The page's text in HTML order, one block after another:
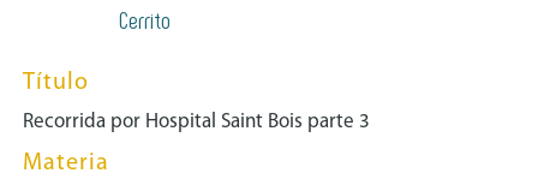
Cerrito
Título
Recorrida por Hospital Saint Bois parte 3
Materia